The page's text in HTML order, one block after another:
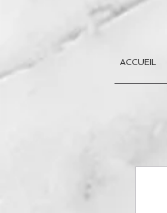
ACCUEIL